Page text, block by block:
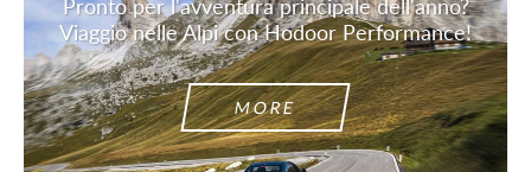
Pronto per l'avventura principale dell'anno?
Viaggio nelle Alpi con Hodoor Performance!
MORE